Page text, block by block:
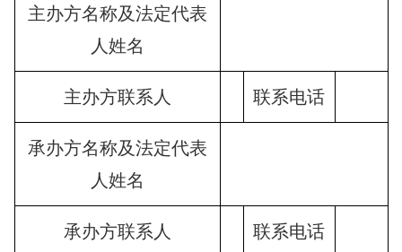
主办方名称及法定代表
人姓名
主办方联系人 联系电话
承办方名称及法定代表
人姓名
承办方联系人 联系电话